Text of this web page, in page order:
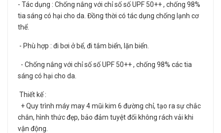
- Tác dụng : Chống nắng với chỉ số số UPF 50++ , chống 98%
tia sáng có hại cho da. Đồng thời có tác dụng chống lạnh cơ
thể.
- Phù hợp : đi bơi ở bể, đi tắm biển, lặn biển.
- Chống nắng với chỉ số số UPF 50++ , chống 98% các tia
sáng có hại cho da.
Thiết kế :
+ Quy trình máy may 4 mũi kim 6 đường chỉ, tạo ra sự chắc
chắn, hình thức đẹp, bảo đảm tuyệt đối không rách vải khi
vận động.